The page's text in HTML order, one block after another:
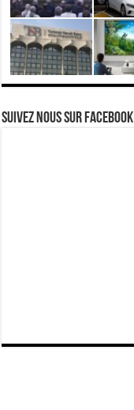
Suivez nous Sur Facebook